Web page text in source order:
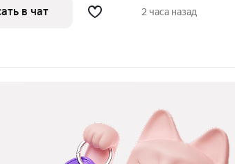
во двор. Есть
в чат 2 часа назад